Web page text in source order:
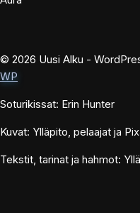
© 2026 Uusi Alku -
WP
Soturikissat: Erin Hunter
Kuvat: Ylläpito, pelaajat ja
Tekstit, tarinat ja hahmot: